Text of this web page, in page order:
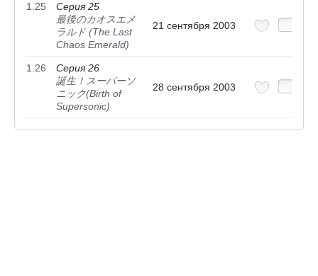
1.25
Серия 25
最後のカオスエメ
ラルド (The Last
Chaos Emerald)
21 сентября 2003
1.26
Серия 26
誕生！スーパーソ
ニック(Birth of
Supersonic)
28 сентября 2003